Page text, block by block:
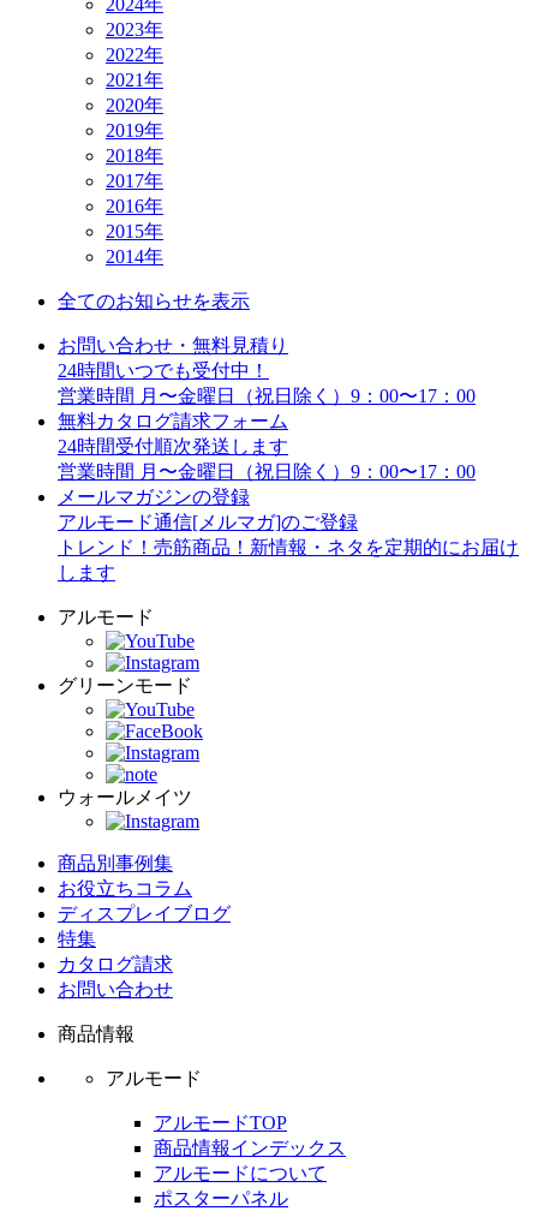
2023年
2022年
2021年
2020年
2019年
2018年
2017年
2016年
2015年
2014年
全てのお知らせを表示
お問い合わせ・無料見積り
24時間いつでも受付中！
営業時間 月〜金曜日（祝日除く）9：00〜17：00
無料カタログ請求フォーム
24時間受付順次発送します
営業時間 月〜金曜日（祝日除く）9：00〜17：00
メールマガジンの登録
アルモード通信[メルマガ]のご登録
トレンド！売筋商品！新情報・ネタを定期的にお届け
します
アルモード
グリーンモード
ウォールメイツ
商品別事例集
お役立ちコラム
ディスプレイブログ
特集
カタログ請求
お問い合わせ
商品情報
アルモード
アルモードTOP
商品情報インデックス
アルモードについて
ポスターパネル